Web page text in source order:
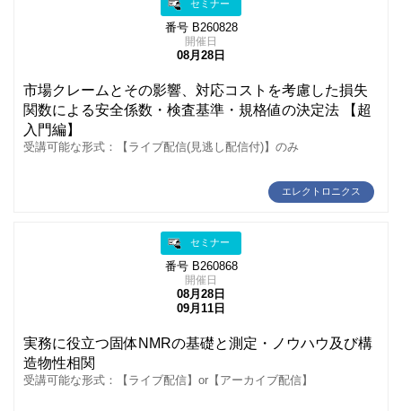
セミナー
番号 B260828
開催日
08月28日
市場クレームとその影響、対応コストを考慮した損失
関数による安全係数・検査基準・規格値の決定法 【超
入門編】
受講可能な形式：【ライブ配信(見逃し配信付)】のみ
エレクトロニクス
セミナー
番号 B260868
開催日
08月28日
09月11日
実務に役立つ固体NMRの基礎と測定・ノウハウ及び構
造物性相関
受講可能な形式：【ライブ配信】or【アーカイブ配信】